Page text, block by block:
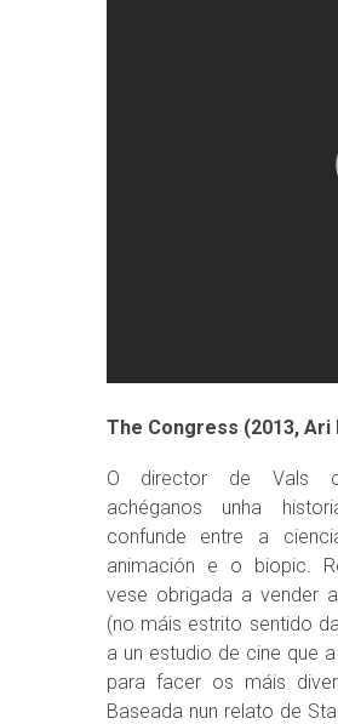
The Congress (2013, Ari
O director de Vals
achéganos unha
confunde entre a
animación e o biopic.
vese obrigada a vender
(no máis estrito sentido
a un estudio de cine que
para facer os máis
Baseada nun relato de